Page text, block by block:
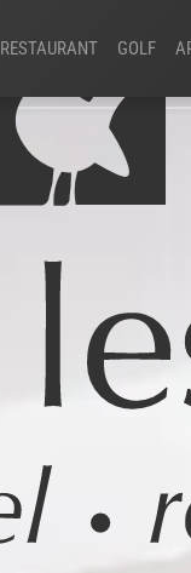
RESTAURANT GOLF